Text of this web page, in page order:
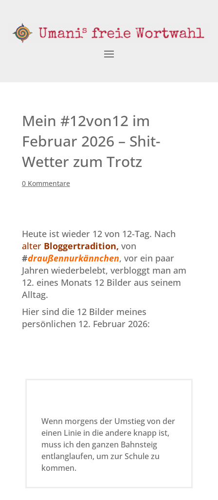
Mein #12von12 im
Februar 2026 – Shit-
Wetter zum Trotz
0 Kommentare
Heute ist wieder 12 von 12-Tag. Nach
alter Bloggertradition, von
#draußennurkännchen, vor ein paar
Jahren wiederbelebt, verbloggt man am
12. eines Monats 12 Bilder aus seinem
Alltag.
Hier sind die 12 Bilder meines
persönlichen 12. Februar 2026:
Wenn morgens der Umstieg von der
einen Linie in die andere knapp ist,
muss ich den ganzen Bahnsteig
entlanglaufen, um zur Schule zu
kommen.